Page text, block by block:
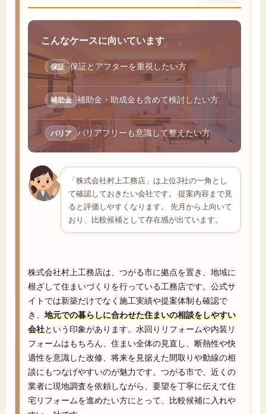
こんなケースに向いています
保証 保証とアフターを重視したい方
補助金 補助金・助成金も含めて検討したい方
バリア バリアフリーも意識して整えたい方
「株式会社村上工務店」は上位3社の一角とし
て確認しておきたい会社です。 提案内容まで見
ると評価しやすくなります。 先月から上向いて
おり、比較候補として存在感が出ています。
株式会社村上工務店は、つがる市に拠点を置き、地域に
根ざして住まいづくりを行っている工務店です。公式サ
イトでは新築だけでなく施工実績や提案体制も確認で
き、 地元での暮らしに合わせた住まいの相談をしやすい
会社という印象があります。水回りリフォームや内装リ
フォームはもちろん、住まい全体の見直し、断熱性や快
適性を意識した改修、将来を見据えた間取りや動線の相
談にもつなげやすいのが魅力です。つがる市で、近くの
業者に現地調査を依頼しながら、要望を丁寧に伝えて住
宅リフォームを進めたい方にとって、比較候補に入れや